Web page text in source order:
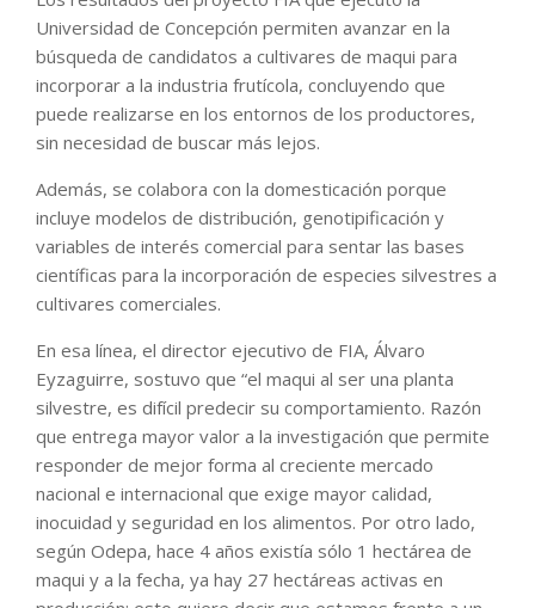
Universidad de Concepción permiten avanzar en la
búsqueda de candidatos a cultivares de maqui para
incorporar a la industria frutícola, concluyendo que
puede realizarse en los entornos de los productores,
sin necesidad de buscar más lejos.
Además, se colabora con la domesticación porque
incluye modelos de distribución, genotipificación y
variables de interés comercial para sentar las bases
científicas para la incorporación de especies silvestres a
cultivares comerciales.
En esa línea, el director ejecutivo de FIA, Álvaro
Eyzaguirre, sostuvo que “el maqui al ser una planta
silvestre, es difícil predecir su comportamiento. Razón
que entrega mayor valor a la investigación que permite
responder de mejor forma al creciente mercado
nacional e internacional que exige mayor calidad,
inocuidad y seguridad en los alimentos. Por otro lado,
según Odepa, hace 4 años existía sólo 1 hectárea de
maqui y a la fecha, ya hay 27 hectáreas activas en